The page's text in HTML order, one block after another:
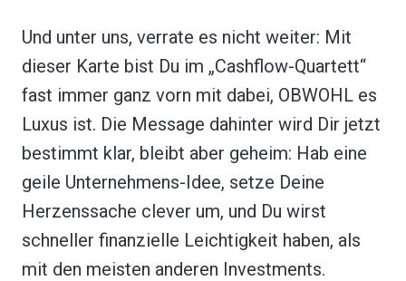
Und unter uns, verrate es nicht weiter: Mit
dieser Karte bist Du im „Cashflow-Quartett“
fast immer ganz vorn mit dabei, OBWOHL es
Luxus ist. Die Message dahinter wird Dir jetzt
bestimmt klar, bleibt aber geheim: Hab eine
geile Unternehmens-Idee, setze Deine
Herzenssache clever um, und Du wirst
schneller finanzielle Leichtigkeit haben, als
mit den meisten anderen Investments.